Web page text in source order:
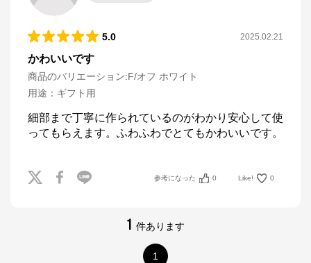
5.0 2025.02.21
かわいいです
商品のバリエーション:F/オフ ホワイト
用途 ： ギフト用
細部まで丁寧に作られているのがわかり安心して使
ってもらえます。ふわふわでとてもかわいいです。
参考になった 0 Like! 0
1 件あります
1